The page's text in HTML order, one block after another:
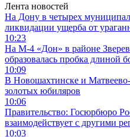
Лента новостей
На Дону в четырех
ликвидации ущерба от
10:23
На М-4 «Дон» в районе
образовалась пробка длиной
10:09
В Новошахтинске и
золотых юбиляров
10:06
Правительство: Госюрбюро
взаимодействует с другими
10:03